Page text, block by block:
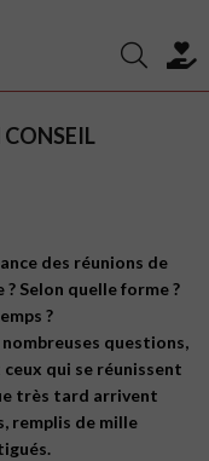
CONSEIL
des réunions de
? Selon quelle forme ?
?
questions,
qui se réunissent
très tard arrivent
remplis de mille